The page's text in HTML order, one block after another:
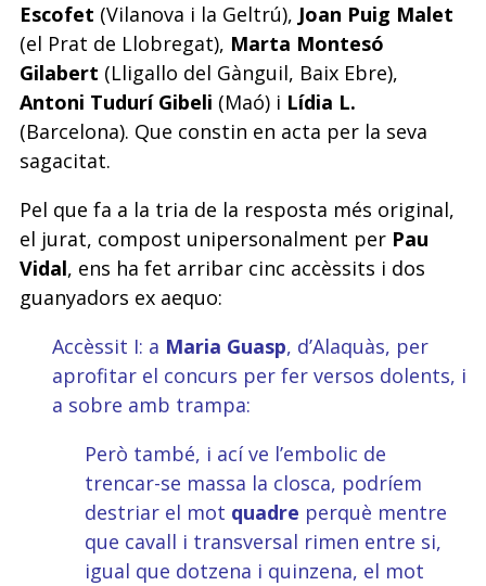
Escofet (Vilanova i la Geltrú), Joan Puig Malet
(el Prat de Llobregat), Marta Montesó
Gilabert (Lligallo del Gànguil, Baix Ebre),
Antoni Tudurí Gibeli (Maó) i Lídia L.
(Barcelona). Que constin en acta per la seva
sagacitat.
Pel que fa a la tria de la resposta més original,
el jurat, compost unipersonalment per Pau
Vidal, ens ha fet arribar cinc accèssits i dos
guanyadors ex aequo:
Accèssit I: a Maria Guasp, d’Alaquàs, per
aprofitar el concurs per fer versos dolents, i
a sobre amb trampa:
Però també, i ací ve l’embolic de
trencar-se massa la closca, podríem
destriar el mot quadre perquè mentre
que cavall i transversal rimen entre si,
igual que dotzena i quinzena, el mot